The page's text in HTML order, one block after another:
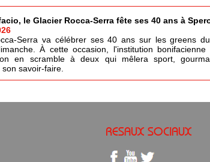
le Glacier Rocca-Serra fête ses 40 ans à
Serra va célébrer ses 40 ans sur les greens
À cette occasion, l'institution bonifacienne
en scramble à deux qui mêlera sport,
savoir-faire.
RESAUX SOCIAUX